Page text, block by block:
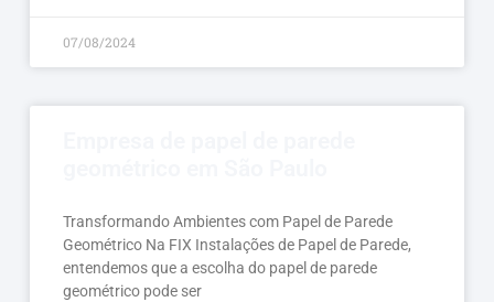
07/08/2024
Transformando Ambientes com Papel de Parede
Geométrico Na FIX Instalações de Papel de Parede,
entendemos que a escolha do papel de parede
geométrico pode ser